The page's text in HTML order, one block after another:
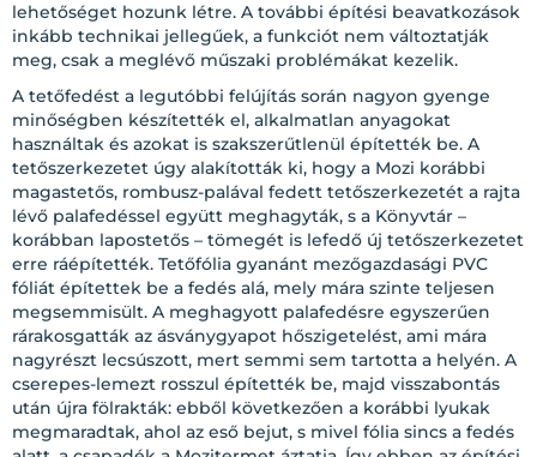
lehetőséget hozunk létre. A további építési beavatkozások
inkább technikai jellegűek, a funkciót nem változtatják
meg, csak a meglévő műszaki problémákat kezelik.
A tetőfedést a legutóbbi felújítás során nagyon gyenge
minőségben készítették el, alkalmatlan anyagokat
használtak és azokat is szakszerűtlenül építették be. A
tetőszerkezetet úgy alakították ki, hogy a Mozi korábbi
magastetős, rombusz-palával fedett tetőszerkezetét a rajta
lévő palafedéssel együtt meghagyták, s a Könyvtár –
korábban lapostetős – tömegét is lefedő új tetőszerkezetet
erre ráépítették. Tetőfólia gyanánt mezőgazdasági PVC
fóliát építettek be a fedés alá, mely mára szinte teljesen
megsemmisült. A meghagyott palafedésre egyszerűen
rárakosgatták az ásványgyapot hőszigetelést, ami mára
nagyrészt lecsúszott, mert semmi sem tartotta a helyén. A
cserepes-lemezt rosszul építették be, majd visszabontás
után újra fölrakták: ebből következően a korábbi lyukak
megmaradtak, ahol az eső bejut, s mivel fólia sincs a fedés